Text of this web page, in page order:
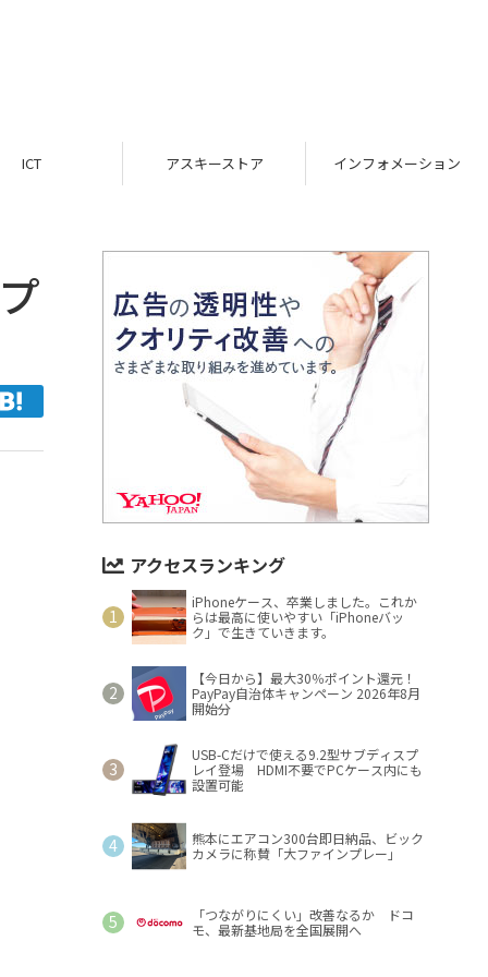
ICT アスキーストア インフォメーション
アクセスランキング
iPhoneケース、卒業しました。これか
らは最高に使いやすい「iPhoneバッ
ク」で生きていきます。
【今日から】最大30％ポイント還元！
PayPay自治体キャンペーン 2026年8月
開始分
USB-Cだけで使える9.2型サブディスプ
レイ登場 HDMI不要でPCケース内にも
設置可能
熊本にエアコン300台即日納品、ビック
カメラに称賛「大ファインプレー」
「つながりにくい」改善なるか ドコ
モ、最新基地局を全国展開へ